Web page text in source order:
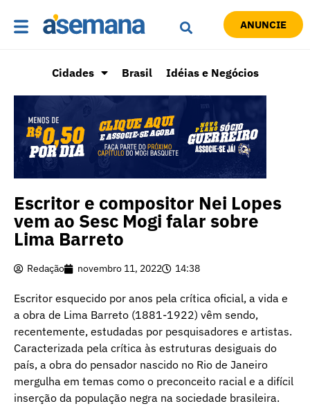
ANUNCIE
Cidades Brasil Idéias e Negócios
Escritor e compositor Nei Lopes
vem ao Sesc Mogi falar sobre
Lima Barreto
Redação novembro 11, 2022 14:38
Escritor esquecido por anos pela crítica oficial, a vida e
a obra de Lima Barreto (1881-1922) vêm sendo,
recentemente, estudadas por pesquisadores e artistas.
Caracterizada pela crítica às estruturas desiguais do
país, a obra do pensador nascido no Rio de Janeiro
mergulha em temas como o preconceito racial e a difícil
inserção da população negra na sociedade brasileira.